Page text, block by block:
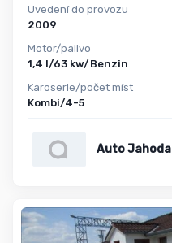
Uvedení do provozu
2009
Motor/palivo
1,4 l/63 kw/Benzin
Karoserie/počet míst
Kombi/4-5
Auto Jahoda